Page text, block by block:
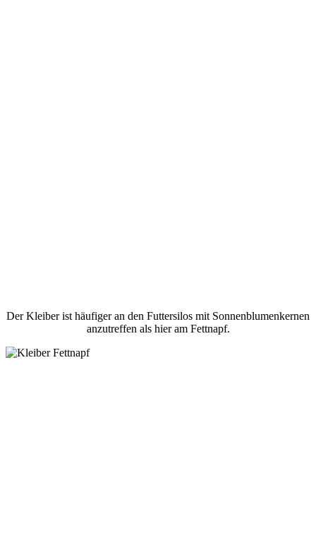
Der Kleiber ist häufiger an den Futtersilos mit Sonnenblumenkernen
anzutreffen als hier am Fettnapf.